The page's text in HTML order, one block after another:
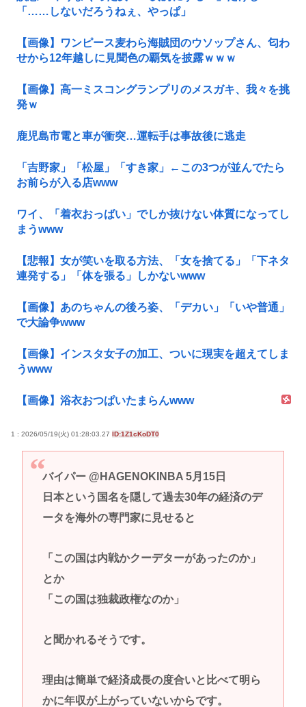
「……しないだろうねぇ、やっぱ」
【画像】ワンピース麦わら海賊団のウソップさん、匂わ
せから12年越しに見聞色の覇気を披露ｗｗｗ
【画像】高一ミスコングランプリのメスガキ、我々を挑
発ｗ
鹿児島市電と車が衝突…運転手は事故後に逃走
「吉野家」「松屋」「すき家」←この3つが並んでたら
お前らが入る店www
ワイ、「着衣おっばい」でしか抜けない体質になってし
まうwww
【悲報】女が笑いを取る方法、「女を捨てる」「下ネタ
連発する」「体を張る」しかないwww
【画像】あのちゃんの後ろ姿、「デカい」「いや普通」
で大論争www
【画像】インスタ女子の加工、ついに現実を超えてしま
うwww
【画像】浴衣おつぱいたまらんwww
1 : 2026/05/19(火) 01:28:03.27 ID:1Z1cKoDT0
バイパー @HAGENOKINBA 5月15日
日本という国名を隠して過去30年の経済のデ
ータを海外の専門家に見せると
「この国は内戦かクーデターがあったのか」
とか
「この国は独裁政権なのか」
と聞かれるそうです。
理由は簡単で経済成長の度合いと比べて明ら
かに年収が上がっていないからです。